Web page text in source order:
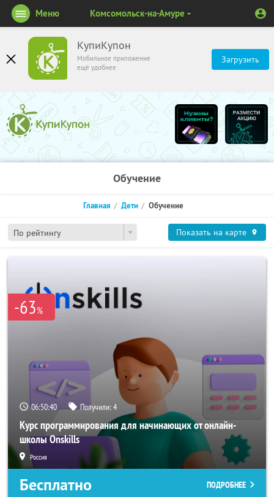
КупиКупон
Мобильное приложение
ещё удобнее
Загрузить
Меню Комсомольск-на-Амуре
Обучение
По рейтингу
Главная Дети Обучение
Показать на карте
-63%
06:50:40 Получили:4
Курс программирования для начинающих от онлайн-
школы Onskills
Россия
Бесплатно ПОДРОБНЕЕ